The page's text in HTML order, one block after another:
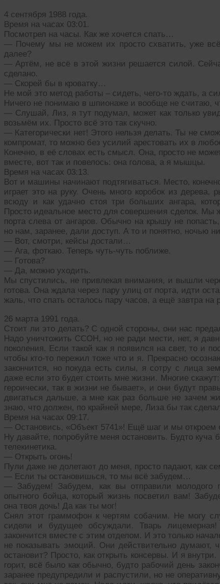
4 сентября 1988 года.
Время на часах 03:01.
Посмотрел на часы. Как же хочется спать…
— Почему мы не можем их просто схватить, уже
далее?
— Артём, не всё в этой жизни решается силой.
сделано.
— Скорей бы в кроватку…
Не мой это метод работы – сидеть, чего-то ждать, а
Ничего не понимаю в шпионаже и вообще не считаю,
— Слушай, Лиз, я тут подумал, может как только
возьмём их. Просто всё это так скучно.
— Категорически нет! Этого нельзя делать. Ты не
компромат, то можно без усилий арестовать их в
Конечно, в её словах есть смысл. Она, просто не
вместе, вот так и повелось: она голова, а я мышцы.
Время на часах 03:13.
Вот и машины начинают подтягиваться. Место,
играет это на руку. Очень много коробок из дерева,
всюду и как удачно стоя три больших ангара,
Просто идеальное место для совершения сделок.
порта слева от ангаров. Обычно на крышу не
но нам, заранее, дали доступ. А то и понятно, ночью
— Вот, смотри, кейсы достали…
— Ага, фоткаю. Теперь чуть-чуть поближе.
— Готова?
— Да, можно уходить.
Мы спустились, не привлекая внимания, и вышли
готова. Она ждала через пару улиц от порта, идти
жаль, что спать осталось пару часов, а ещё завтра
26 марта 1991 года.
Стоит ли это делать? С одной стороны, они нас
Надо уничтожить ССОН, но не ради мести, нет, я
поколения. Если такой как я появился на свет, то и
чтобы кто-то пережил тоже что и я. Прекрасно
закончится, но покуда есть силы, я сотру с лица
даже если это будет стоить мне жизни. Многие
героически, так в жизни не бывает», и они будут
двигаться дальше, а мне как раз больше не зачем
знаю, что должен, по крайней мере, Лиза бы так
Время на часах 09:17.
— Остановись, «Объект 5741»! Ещё шаг и мы откроем
Ну давайте, попробуйте меня остановить. Будто
телекинетика.
— Открыть огонь!
Пули даже не долетают до меня, просто падают, как
— Если ты остановишься, то мы всё забудем…
— Забудем! Забудем, как вы отправили молодого
опытного бойца, который жизнь посветил вам!
она твоя дочь! Да как ты мог!
Снял этот граммофон к чертям собачим. Не могу
сидели и будущее обсуждали. Тварь лицемерная!
закончится вместе с этим отделом. И это только
не показывать эмоций. Они действительно думают,
остановит? Просто, как открыть консервы. И я
горит, всё было как обычно, будто рабочий день
заранее предупредили и распустили, но не